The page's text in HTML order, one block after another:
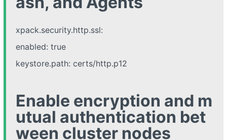
xpack.security.http.ssl:
enabled: true
keystore.path: certs/http.p12
Enable encryption and m
utual authentication bet
ween cluster nodes